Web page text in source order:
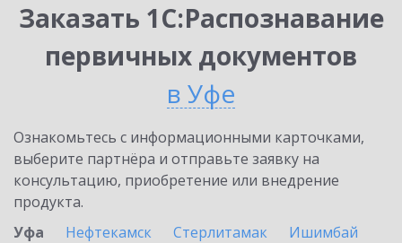
Заказать 1С:Распознавание
первичных документов
в Уфе
Ознакомьтесь с информационными карточками,
выберите партнёра и отправьте заявку на
консультацию, приобретение или внедрение
продукта.
Уфа
Нефтекамск Стерлитамак
Ишимбай